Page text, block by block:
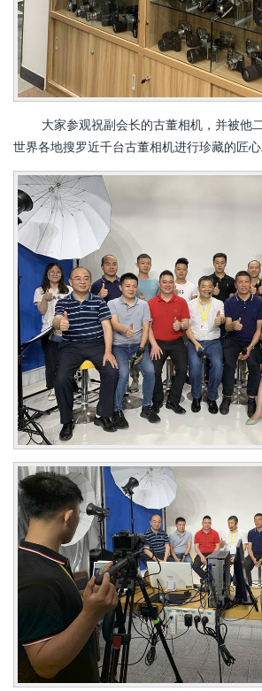
大家参观祝副会长的古董相机，并被他二
世界各地搜罗近千台古董相机进行珍藏的匠心